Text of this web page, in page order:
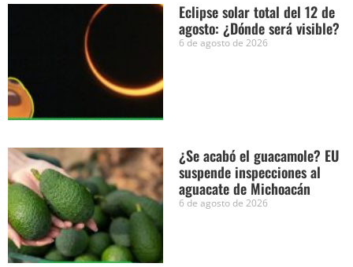
Eclipse solar total del 12 de
agosto: ¿Dónde será visible?
6 de agosto de 2026
¿Se acabó el guacamole? EU
suspende inspecciones al
aguacate de Michoacán
6 de agosto de 2026